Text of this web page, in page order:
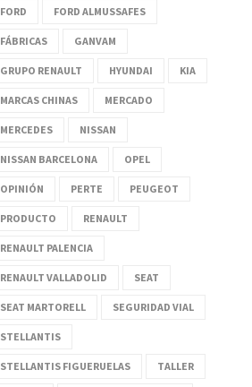
FORD FORD ALMUSSAFES
FÁBRICAS GANVAM
GRUPO RENAULT HYUNDAI KIA
MARCAS CHINAS MERCADO
MERCEDES NISSAN
NISSAN BARCELONA OPEL
OPINIÓN PERTE PEUGEOT
PRODUCTO RENAULT
RENAULT PALENCIA
RENAULT VALLADOLID SEAT
SEAT MARTORELL SEGURIDAD VIAL
STELLANTIS
STELLANTIS FIGUERUELAS TALLER